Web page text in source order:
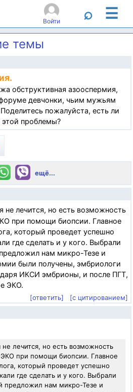
Войти ⌕ ☰
темы
обструктивная азооспермия,
девчонки, чьим мужьям
пожалуйста, есть ли
этой проблемы?
ещё...
не лечится, но есть возможность
при помощи биопсии. Главное
который проведет успешно
где сделать и у кого. Выбрали
нам микро-Тезе и
были получены, эмбриологи
ИКСИ эмбрионы, и после ПГТ,
ЭКО.
[ответить] [с цитированием]
лечится, но есть возможность
при помощи биопсии. Главное
который проведет успешно
где сделать и у кого. Выбрали
предложил нам микро-Тезе и